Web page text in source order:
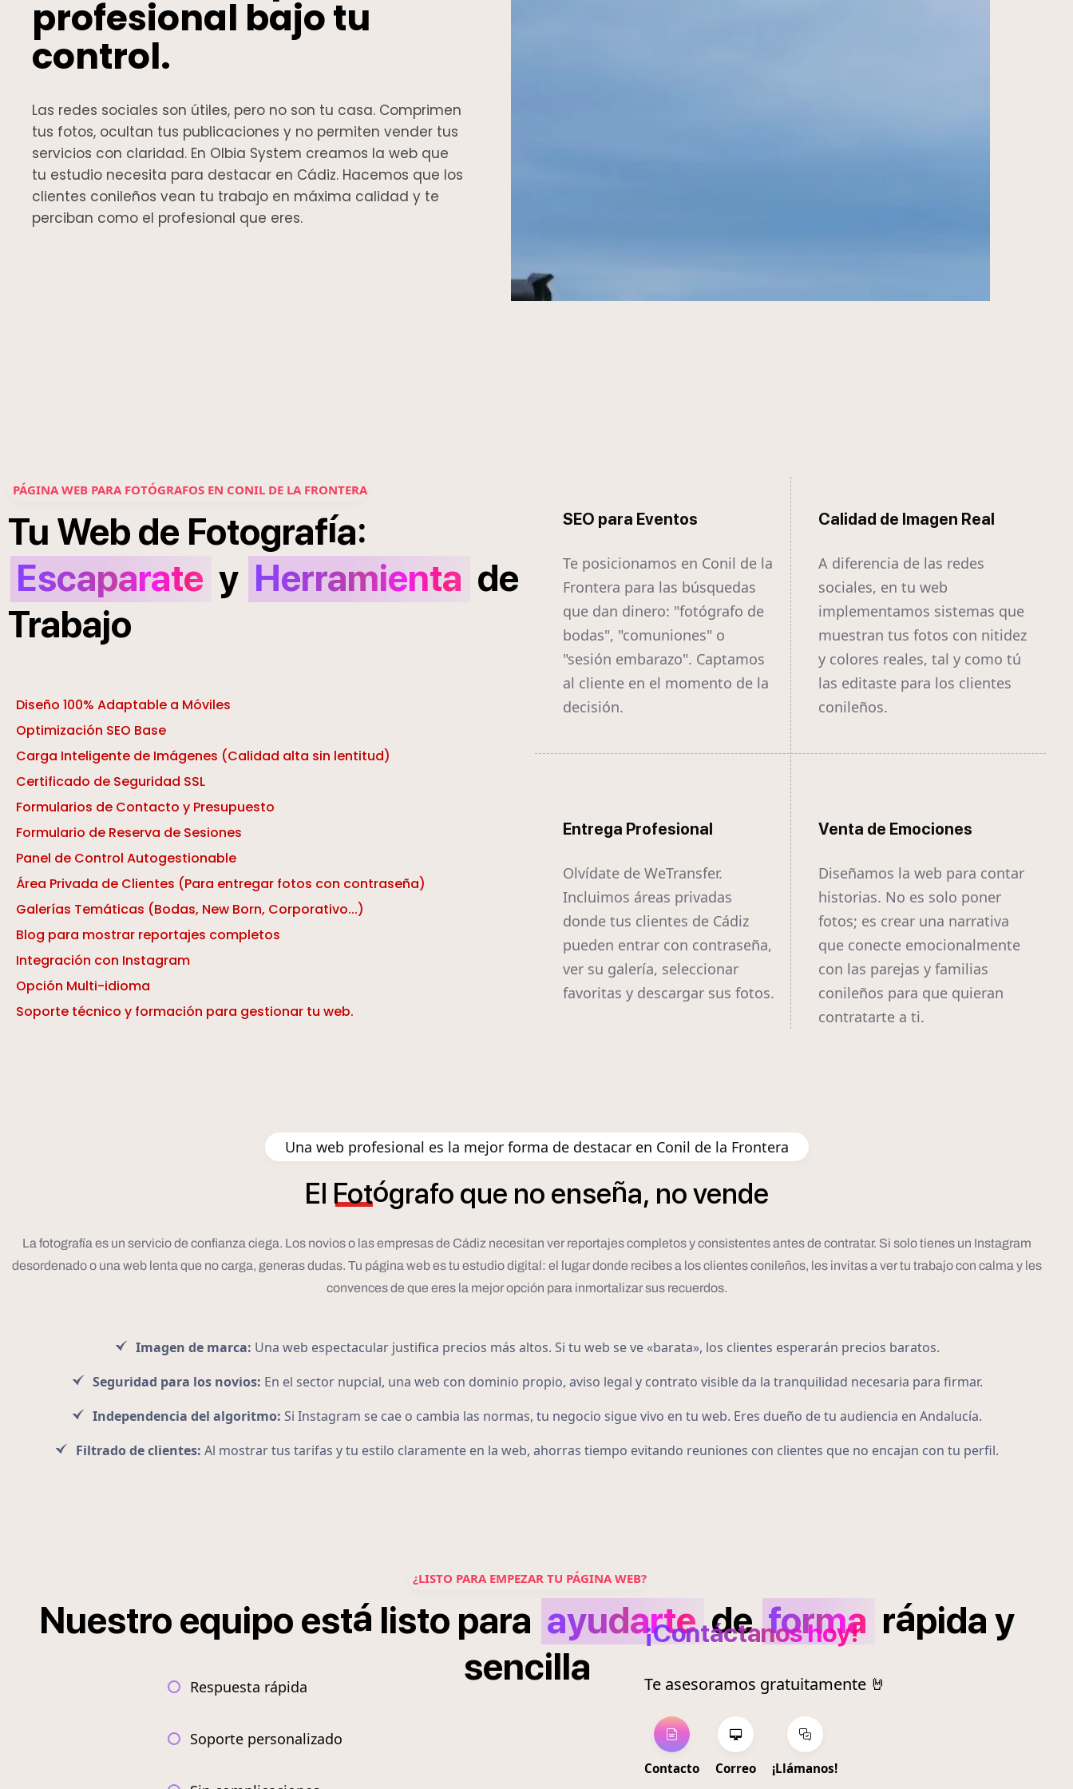
profesional bajo tu
control.
Las redes sociales son útiles, pero no son tu casa. Comprimen
tus fotos, ocultan tus publicaciones y no permiten vender tus
servicios con claridad. En Olbia System creamos la web que
tu estudio necesita para destacar en Cádiz. Hacemos que los
clientes conileños vean tu trabajo en máxima calidad y te
perciban como el profesional que eres.
PÁGINA WEB PARA FOTÓGRAFOS EN CONIL DE LA FRONTERA
Tu Web de Fotografía:
Escaparate y Herramienta de
Trabajo
Diseño 100% Adaptable a Móviles
Optimización SEO Base
Carga Inteligente de Imágenes (Calidad alta sin lentitud)
Certificado de Seguridad SSL
Formularios de Contacto y Presupuesto
Formulario de Reserva de Sesiones
Panel de Control Autogestionable
Área Privada de Clientes (Para entregar fotos con contraseña)
Galerías Temáticas (Bodas, New Born, Corporativo...)
Blog para mostrar reportajes completos
Integración con Instagram
Opción Multi-idioma
Soporte técnico y formación para gestionar tu web.
SEO para Eventos
Te posicionamos en Conil de la
Frontera para las búsquedas
que dan dinero: "fotógrafo de
bodas", "comuniones" o
"sesión embarazo". Captamos
al cliente en el momento de la
decisión.
Calidad de Imagen Real
A diferencia de las redes
sociales, en tu web
implementamos sistemas que
muestran tus fotos con nitidez
y colores reales, tal y como tú
las editaste para los clientes
conileños.
Entrega Profesional
Olvídate de WeTransfer.
Incluimos áreas privadas
donde tus clientes de Cádiz
pueden entrar con contraseña,
ver su galería, seleccionar
favoritas y descargar sus fotos.
Venta de Emociones
Diseñamos la web para contar
historias. No es solo poner
fotos; es crear una narrativa
que conecte emocionalmente
con las parejas y familias
conileños para que quieran
contratarte a ti.
Una web profesional es la mejor forma de destacar en Conil de la Frontera
El Fotógrafo que no enseña, novende
La fotografía es un servicio de confianza ciega. Los novios o las empresas de Cádiz necesitan ver reportajes completos y consistentes antes de contratar. Si solo tienes un Instagram
desordenado o una web lenta que no carga, generas dudas. Tu página web es tu estudio digital: el lugar donde recibes a los clientes conileños, les invitas a ver tu trabajo con calma y les
convences de que eres la mejor opción para inmortalizar sus recuerdos.
Imagen de marca: Una web espectacular justifica precios más altos. Si tu web se ve «barata», los clientes esperarán precios baratos.
Seguridad para los novios: En el sector nupcial, una web con dominio propio, aviso legal y contrato visible da la tranquilidad necesaria para firmar.
Independencia del algoritmo: Si Instagram se cae o cambia las normas, tu negocio sigue vivo en tu web. Eres dueño de tu audiencia en Andalucía.
Filtrado de clientes: Al mostrar tus tarifas y tu estilo claramente en la web, ahorras tiempo evitando reuniones con clientes que no encajan con tu perfil.
¿LISTO PARA EMPEZAR TU PÁGINA WEB?
Nuestro equipo está listo para ayudarte de forma rápida y
sencilla
Respuesta rápida
Soporte personalizado
¡Contáctanos hoy!
Te asesoramos gratuitamente 🤘
Contacto Correo ¡Llámanos!